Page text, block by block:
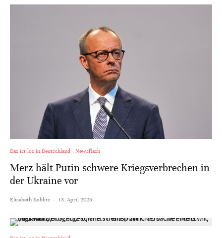
Das ist los in Deutschland Newsflash
Merz hält Putin schwere Kriegsverbrechen in
der Ukraine vor
Elisabeth Koblitz · 13. April 2025